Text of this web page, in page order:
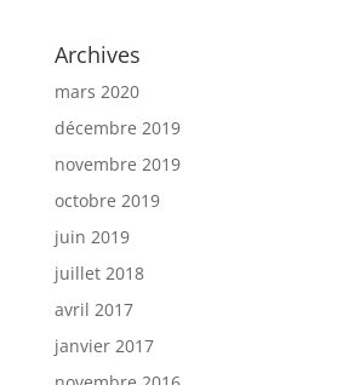
Archives
mars 2020
décembre 2019
novembre 2019
octobre 2019
juin 2019
juillet 2018
avril 2017
janvier 2017